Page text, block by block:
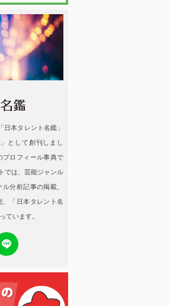
本タレント名鑑」
として創刊しまし
プロフィール事典で
では、芸能ジャンル
分析記事の掲載、
、「日本タレント名
ています。